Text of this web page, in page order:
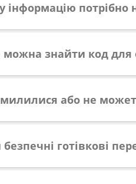
інформацію потрібно
знайти код для
або не
готівкові